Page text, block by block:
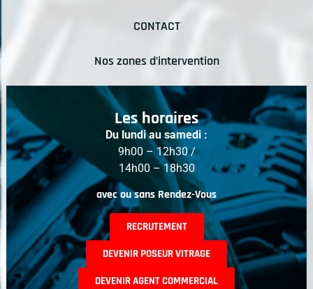
CONTACT
Nos zones d’intervention
Les horaires
Du lundi au samedi :
9h00 – 12h30 /
14h00 – 18h30
avec ou sans Rendez-Vous
RECRUTEMENT
DEVENIR POSEUR VITRAGE
DEVENIR AGENT COMMERCIAL